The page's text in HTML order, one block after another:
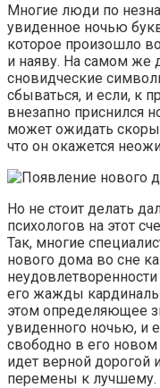
Многие люди по
увиденное ночью
которое произошло
и наяву. На самом же
сновидческие
сбываться, и если, к
внезапно приснился
может ожидать
что он окажется
Но не стоит делать
психологов на этот
Так, многие
нового дома во сне
его жажды
этом определяющее
увиденного ночью, и
свободно в его
идет верной дорогой
перемены к лучшему.